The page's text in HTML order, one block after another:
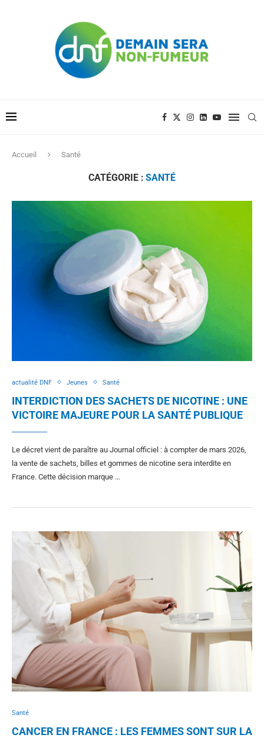
Accueil Santé
CATÉGORIE : SANTÉ
actualité DNF Jeunes Santé
INTERDICTION DES SACHETS DE NICOTINE : UNE
VICTOIRE MAJEURE POUR LA SANTÉ PUBLIQUE
Le décret vient de paraître au Journal officiel : à compter de mars 2026,
la vente de sachets, billes et gommes de nicotine sera interdite en
France. Cette décision marque …
Santé
CANCER EN FRANCE : LES FEMMES SONT SUR LA